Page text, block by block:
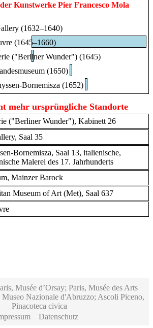
Kunstwerke Pier Francesco Mola
(1632–1640)
(1645–1660)
("Berliner Wunder") (1645)
(1650)
Bornemisza (1652)
mehr ursprüngliche Standorte
("Berliner Wunder"), Kabinett 26
Saal 35
Bornemisza, Saal 13, italienische,
Malerei des 17. Jahrhunderts
Mainzer Barock
Museum of Art (Met), Saal 637
Musée d’Orsay; Paris, Musée des Arts
Nazionale d'Abruzzo; Ascoli Piceno,
Pinacoteca civica
Datenschutz